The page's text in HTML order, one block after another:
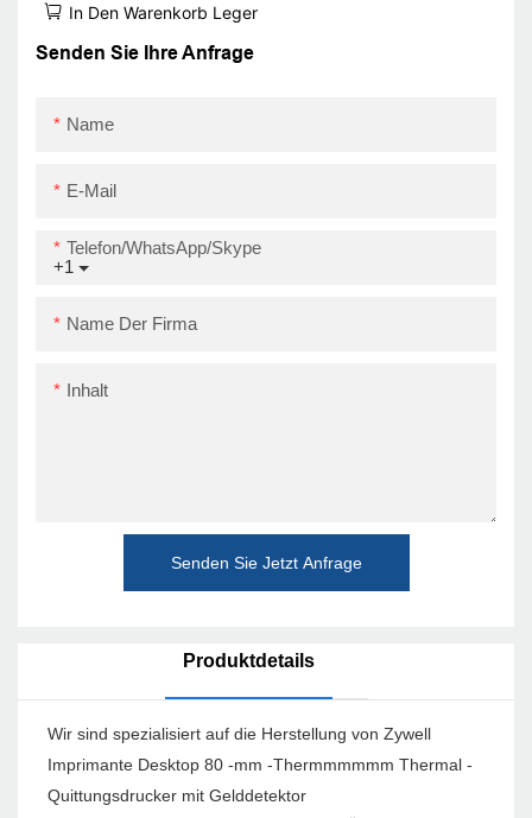
Drucker Zy306 80mm
POS Thermische
USB+RS232+LAN+BT
In Den Warenkorb Legen
Senden Sie Ihre Anfrage
Name
E-Mail
+1
Telefon/WhatsApp/Skype
Name Der Firma
Inhalt
Senden Sie Jetzt Anfrage
Produktdetails
Wir sind spezialisiert auf die Herstellung von Zywell
Imprimante Desktop 80 -mm -Thermmmmmm Thermal -
Quittungsdrucker mit Gelddetektor